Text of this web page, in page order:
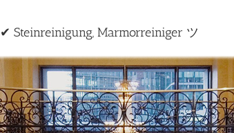
Steinreinigung, Marmorreiniger ツ